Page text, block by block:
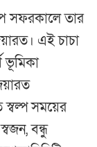
সফরকালে তার
এই চাচা
ভূমিকা
স্বল্প সময়ের
বন্ধু